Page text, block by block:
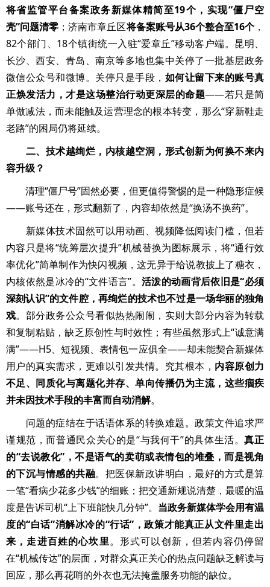
将省监管平台备案政务新媒体精简至19个，实现“僵尸空
壳”问题清零 ；济南市章丘区将备案账号从36个整合至16个 ，
82个部门、18个镇街统一入驻“爱章丘”移动客户端。昆明、
长沙、西安、青岛、南京等多地也集中关停了一批基层政务
微信公众号和微博。关停只是手段， 如何让留下来的账号真
正焕发活力，才是这场整治行动更深层的命题——若只是简
单做减法，而未能触及运营理念的根本转变，那么“穿新鞋走
老路”的困局仍将延续。
二、技术越绚烂，内核越空洞，形式创新为何换不来内
容升级？
清理“僵尸号”固然必要，但更值得警惕的是一种隐形症候
——账号还在，形式翻新了，内容却依然是“换汤不换药”。
新媒体技术固然可以用动画、视频降低阅读门槛，但若
内容只是将“统筹层次提升”机械替换为图标展示，将“通行效
率优化”简单制作为快闪视频，这无异于给说教披上了糖衣，
内核依然是冰冷的“文件语言”。 活泼的动画背后依旧是“必须
深刻认识”的文件腔，再绚烂的技术也不过是一场华丽的独角
戏。部分政务公众号看似热热闹闹，实则大部分内容为转载
和复制粘贴，缺乏原创性与时效性；有些虽然形式上“诚意满
满”——H5、短视频、表情包一应俱全——却未能契合新媒体
用户的真实需求，更难以引发共情。究其根本， 内容原创力
不足、同质化与离题化并存、单向传播仍为主流，这些痼疾
并未因技术手段的丰富而自动消解。
问题的症结在于话语体系的转换难题。政策文件追求严
谨规范，而普通民众关心的是“与我何干”的具体生活。真正
的“去说教化”，不是语气的卖萌或表情包的堆叠，而是视角
的下沉与情感的共融。把医保新政讲明白，最好的方式是算
一笔“看病少花多少钱”的细账；把交通新规说清楚，最暖的温
度是告诉司机“上下班能快几分钟”。 当政务新媒体学会用有温
度的“白话”消解冰冷的“行话”，政策才能真正从文件里走出
来，走进百姓的心坎里。形式可以创新，但若内容仍停留
在“机械传达”的层面，对群众真正关心的热点问题缺乏解读与
回应，那么再花哨的外衣也无法掩盖服务功能的缺位。